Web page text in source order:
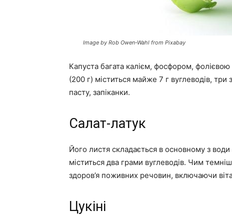
Image by Rob Owen-Wahl from Pixabay
Капуста багата калієм, фосфором,
(200 г) міститься майже 7 г вуглеводів,
пасту, запіканки.
Салат-латук
Його листя складається в основному з води
міститься два грами вуглеводів. Чим
здоров’я поживних речовин, включаючи
Цукіні